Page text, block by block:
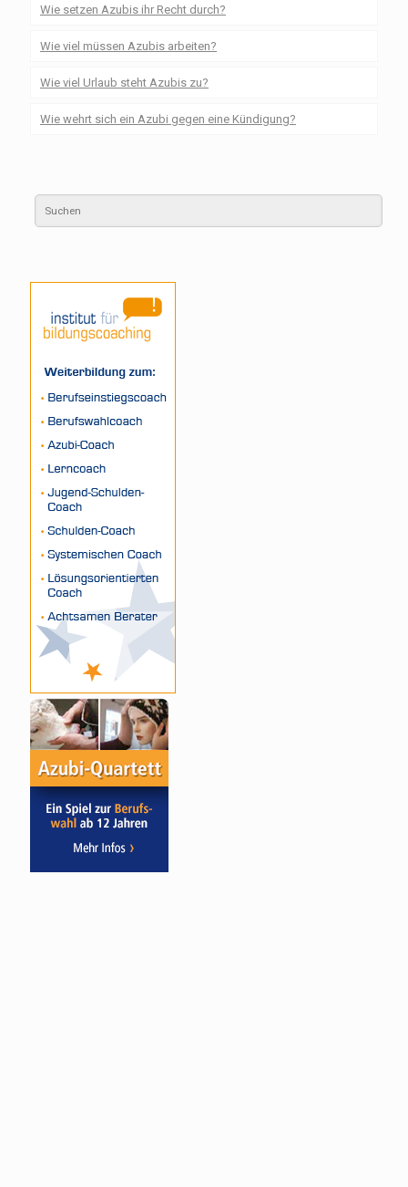
Wie setzen Azubis ihr Recht durch?
Wie viel müssen Azubis arbeiten?
Wie viel Urlaub steht Azubis zu?
Wie wehrt sich ein Azubi gegen eine Kündigung?